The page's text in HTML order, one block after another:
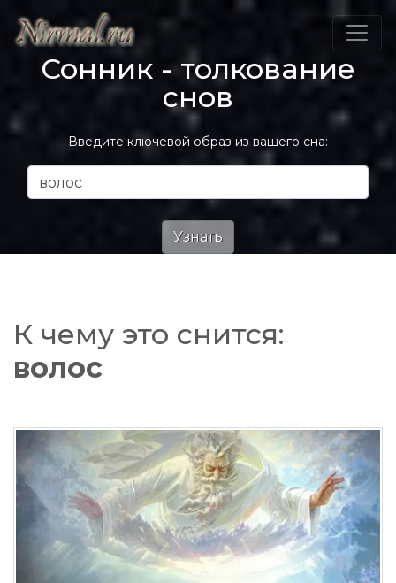
Сонник - толкование
снов
Введите ключевой образ из вашего сна:
К чему это снится:
волос